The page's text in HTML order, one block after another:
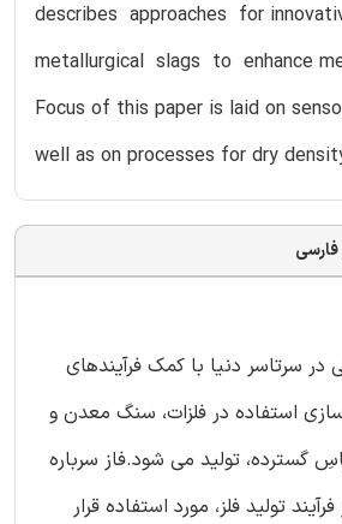
describes approaches for
metallurgical slags to enhance
Focus of this paper is laid on
well as on processes for dry
در سرتاسر دنیا با کمک فرآیندهای
استفاده در فلزات، سنگ معدن و
گسترده، تولید می شود.فاز سرباره
تولید فلز، مورد استفاده قرار